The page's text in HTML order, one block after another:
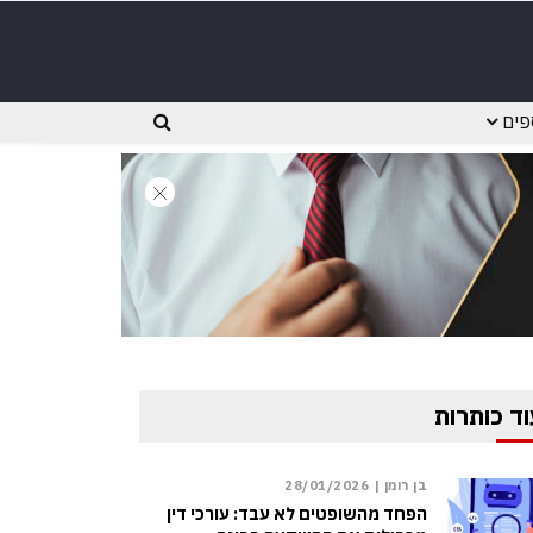
כותרות
בן רומן | 28/01/2026
הפחד מהשופטים לא עבד: עורכי דין